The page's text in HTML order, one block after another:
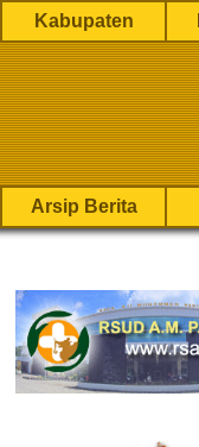
Kabupaten
Arsip Berita